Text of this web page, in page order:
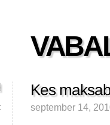
Kes
september 14,